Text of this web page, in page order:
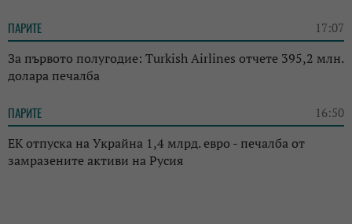
ПАРИТЕ 17:07
За първото полугодие: Turkish Airlines отчете 395,2 млн.
долара печалба
ПАРИТЕ 16:50
ЕК отпуска на Украйна 1,4 млрд. евро - печалба от
замразените активи на Русия